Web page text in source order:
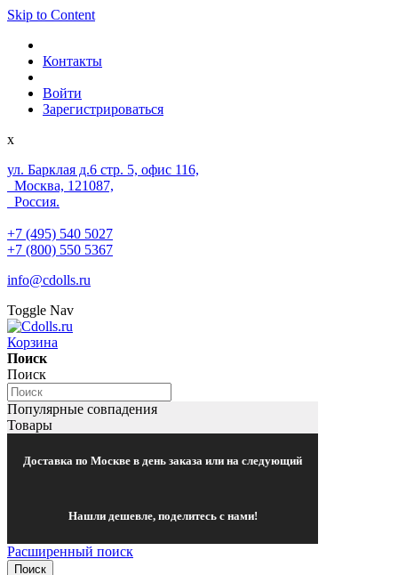
Skip to Content
Контакты
Войти
Зарегистрироваться
x
ул. Барклая д.6 стр. 5, офис 116,
Москва, 121087,
Россия.
+7 (495) 540 5027
+7 (800) 550 5367
info@cdolls.ru
Toggle Nav
Корзина
Поиск
Поиск
Популярные совпадения
Товары
Доставка по Москве в день заказа или на следующий
Нашли дешевле, поделитесь с нами!
Расширенный поиск
Поиск